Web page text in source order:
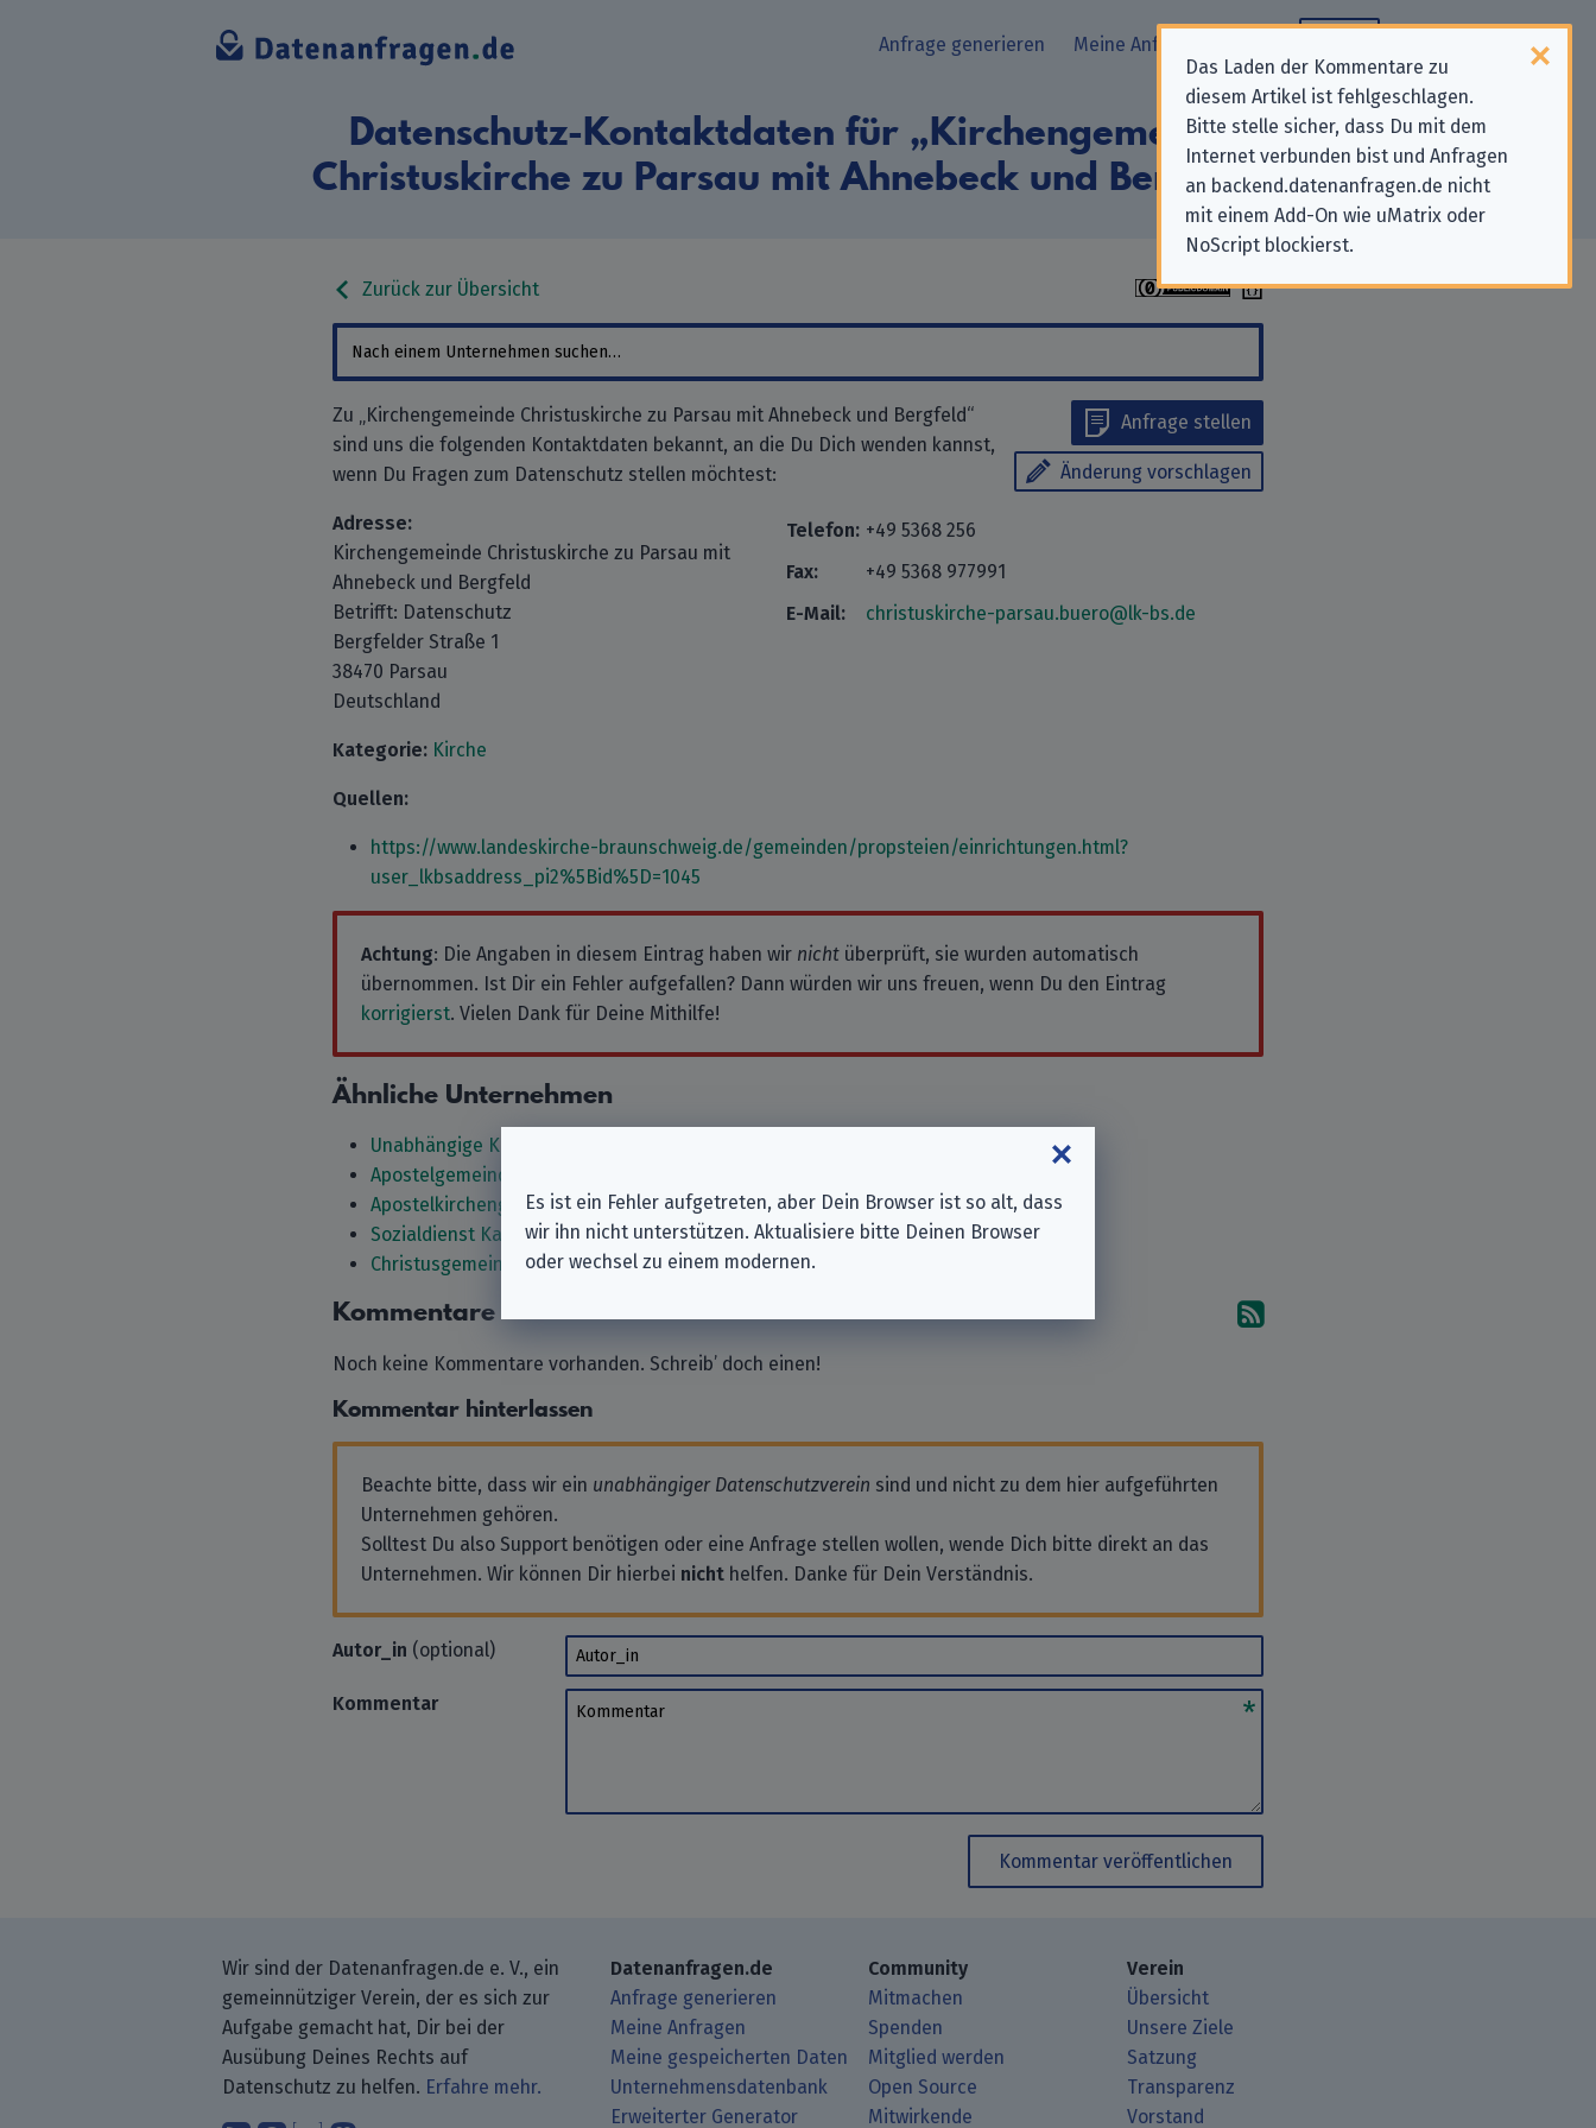
Das Laden der Kommentare zu
diesem Artikel ist fehlgeschlagen.
Bitte stelle sicher, dass Du mit dem
Internet verbunden bist und Anfragen
an backend.datenanfragen.de nicht
mit einem Add-On wie uMatrix oder
NoScript blockierst.
Anfrage generieren Meine Anfragen
Datenschutz-Kontaktdaten für „Kirchengemeinde
Christuskirche zu Parsau mit Ahnebeck und Bergfeld“
Zurück zur Übersicht
Anfrage stellen
Änderung vorschlagen
Zu „Kirchengemeinde Christuskirche zu Parsau mit Ahnebeck und Bergfeld“
sind uns die folgenden Kontaktdaten bekannt, an die Du Dich wenden kannst,
wenn Du Fragen zum Datenschutz stellen möchtest:
Adresse:
Kirchengemeinde Christuskirche zu Parsau mit
Ahnebeck und Bergfeld
Betrifft: Datenschutz
Bergfelder Straße 1
38470 Parsau
Deutschland
Telefon: +49 5368 256
Fax:
+49 5368 977991
E-Mail:
christuskirche-parsau.buero@lk-bs.de
Kategorie: Kirche
Quellen:
https://www.landeskirche-braunschweig.de/gemeinden/propsteien/einrichtungen.html?
user_lkbsaddress_pi2%5Bid%5D=1045
Achtung: Die Angaben in diesem Eintrag haben wir nicht überprüft, sie wurden automatisch
übernommen. Ist Dir ein Fehler aufgefallen? Dann würden wir uns freuen, wenn Du den Eintrag
korrigierst. Vielen Dank für Deine Mithilfe!
Ähnliche Unternehmen
Unabhängige Kommission für Anerkennungsleistungen
Apostelgemeinde in Salzgitter-Lebenstedt
Apostelkirchengemeinde Frellstedt-Wolsdorf
Sozialdienst Katholischer Frauen Rhein-Erft-Kreis e.V.
Christusgemeinde Berklingen-Klein Vahlberg in Vahlberg
Kommentare Abonniere die
Noch keine Kommentare vorhanden. Schreib’ doch einen!
Kommentar hinterlassen
Beachte bitte, dass wir ein unabhängiger Datenschutzverein sind und nicht zu dem hier aufgeführten
Unternehmen gehören.
Solltest Du also Support benötigen oder eine Anfrage stellen wollen, wende Dich bitte direkt an das
Unternehmen. Wir können Dir hierbei nicht helfen. Danke für Dein Verständnis.
Autor_in (optional) Autor_in
Kommentar Kommentar
Kommentar veröffentlichen
Wir sind der Datenanfragen.de e. V., ein
gemeinnütziger Verein, der es sich zur
Aufgabe gemacht hat, Dir bei der
Ausübung Deines Rechts auf
Datenschutz zu helfen. Erfahre mehr.
Datenanfragen.de
Anfrage generieren
Meine Anfragen
Meine gespeicherten Daten
Unternehmensdatenbank
Erweiterter Generator
Community
Mitmachen
Spenden
Mitglied werden
Open Source
Mitwirkende
Verein
Übersicht
Unsere Ziele
Satzung
Transparenz
Vorstand
Es ist ein Fehler aufgetreten, aber Dein Browser ist so alt, dass
wir ihn nicht unterstützen. Aktualisiere bitte Deinen Browser
oder wechsel zu einem modernen.